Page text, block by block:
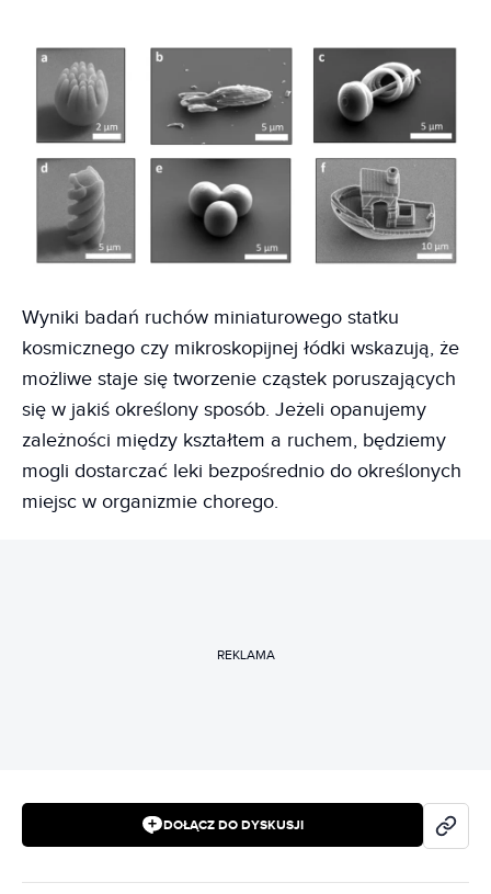
Wyniki badań ruchów miniaturowego statku
kosmicznego czy mikroskopijnej łódki wskazują, że
możliwe staje się tworzenie cząstek poruszających
się w jakiś określony sposób. Jeżeli opanujemy
zależności między kształtem a ruchem, będziemy
mogli dostarczać leki bezpośrednio do określonych
miejsc w organizmie chorego.
REKLAMA
DOŁĄCZ DO DYSKUSJI